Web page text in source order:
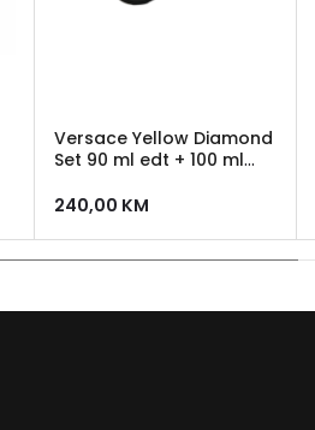
Versace Yellow Diamond
Set 90 ml edt + 100 ml
tusiranje + kozmeticka
240,00 KM